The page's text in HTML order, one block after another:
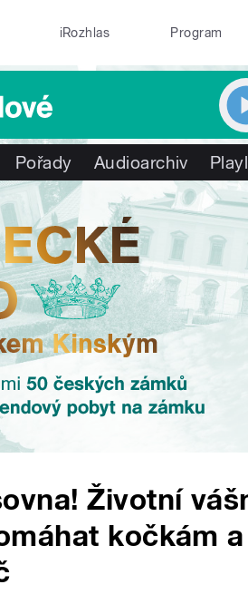
iRozhlas Program
Pořady Audioarchiv
Životní
kočkám